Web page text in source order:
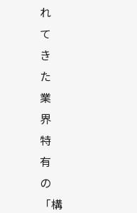
れ
て
き
た
業
界
特
有
の
「構